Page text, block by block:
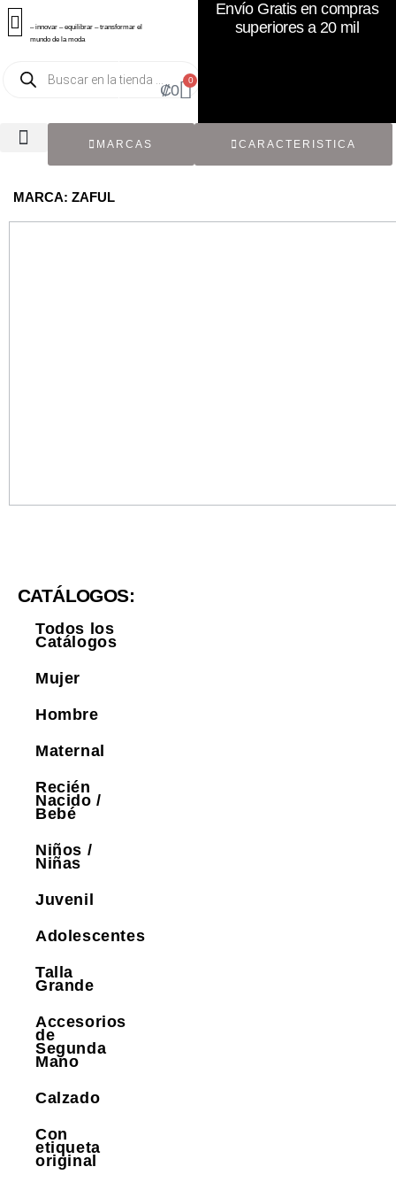
– innovar – equilibrar – transformar el
mundo de la moda
₡0
0
Envío Gratis en compras
superiores a 20 mil
MARCAS CARACTERISTICA
MARCA: ZAFUL
CATÁLOGOS:
Todos los
Catálogos
Mujer
Hombre
Maternal
Recién
Nacido /
Bebé
Niños /
Niñas
Juvenil
Adolescentes
Talla
Grande
Accesorios
de
Segunda
Mano
Calzado
Con
etiqueta
original